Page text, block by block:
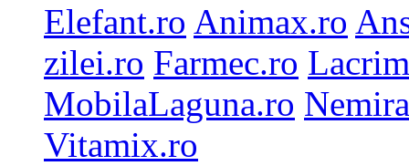
Elefant.ro Animax.ro
zilei.ro Farmec.ro
MobilaLaguna.ro
Vitamix.ro